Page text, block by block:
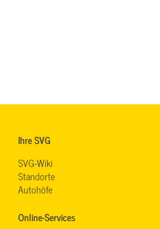
Ihre SVG
SVG-Wiki
Standorte
Autohöfe
Online-Services